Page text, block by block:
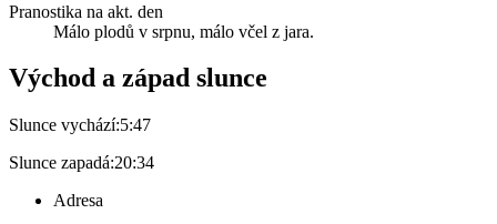
Pranostika na akt. den
Málo plodů v srpnu, málo včel z jara.
Východ a západ slunce
Slunce vychází:5:47
Slunce zapadá:20:34
Adresa